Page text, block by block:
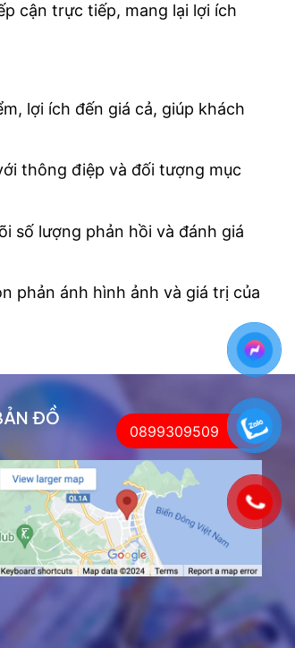
cận trực tiếp, mang lại lợi ích
lợi ích đến giá cả, giúp khách
thông điệp và đối tượng mục
số lượng phản hồi và đánh giá
phản ánh hình ảnh và giá trị của
ĐỒ
0899309509